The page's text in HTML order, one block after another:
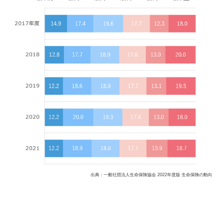
出典：一般社団法人生命保険協会 2022年度版 生命保険の動向